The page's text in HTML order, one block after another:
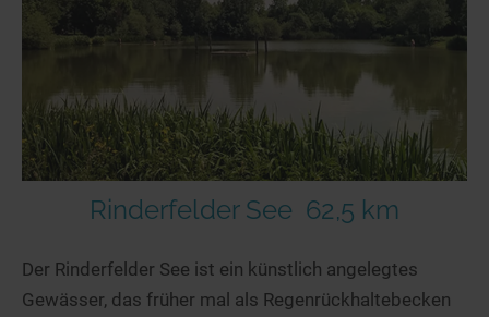
Rinderfelder See 62,5 km
Der Rinderfelder See ist ein künstlich angelegtes
Gewässer, das früher mal als Regenrückhaltebecken